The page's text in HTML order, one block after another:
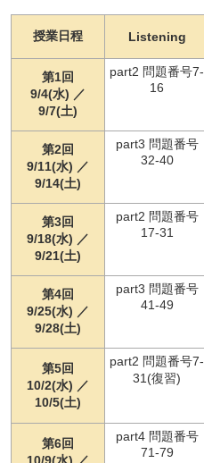
授業日程 Listening
第1回
9/4(水) ／
9/7(土)
part2 問題番号7-
16
第2回
9/11(水) ／
9/14(土)
part3 問題番号
32-40
第3回
9/18(水) ／
9/21(土)
part2 問題番号
17-31
第4回
9/25(水) ／
9/28(土)
part3 問題番号
41-49
第5回
10/2(水) ／
10/5(土)
part2 問題番号7-
31(復習)
第6回
part4 問題番号
71-79